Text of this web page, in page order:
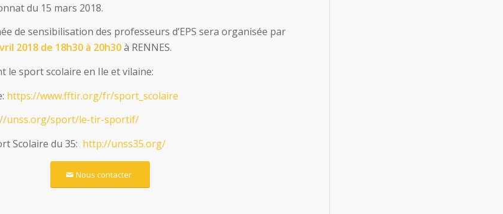
du 15 mars 2018.
de sensibilisation des professeurs d’EPS sera organisée par
2018 de 18h30 à 20h30à RENNES.
le sport scolaire en Ile et vilaine:
https://www.fftir.org/fr/sport_scolaire
unss.org/sport/le-tir-sportif/
Scolaire du 35: http://unss35.org/
Nous contacter